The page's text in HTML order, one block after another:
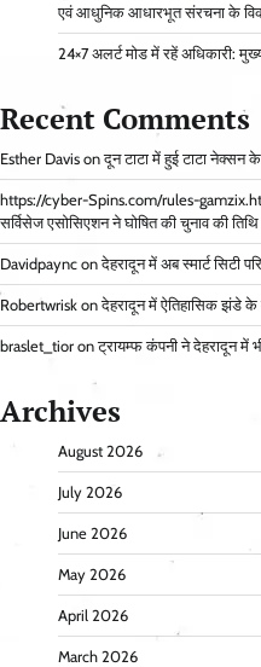
एवं आधुनिक आधारभूत संरचना के
24×7 अलर्ट मोड में रहें अधिकारी:
Recent Comments
Esther Davis onदून टाटा में हुई टाटा नेक्सन
https://cyber-Spins.com/rules-
सर्विसेज एसोसिएशन ने घोषित की चुनाव की
Davidpaync onदेहरादून में अब स्मार्ट सिटी
Robertwrisk onदेहरादून में ऐतिहासिक झंडे
braslet_tior onट्रायम्फ कंपनी ने देहरादून में
Archives
August 2026
July 2026
June 2026
May 2026
April 2026
March 2026